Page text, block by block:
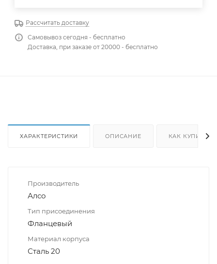
Рассчитать доставку
Самовывоз сегодня - бесплатно
Доставка, при заказе от 20000 - бесплатно
ХАРАКТЕРИСТИКИ ОПИСАНИЕ КАК КУПИТЬ
Производитель
Алсо
Тип присоединения
Фланцевый
Материал корпуса
Сталь 20